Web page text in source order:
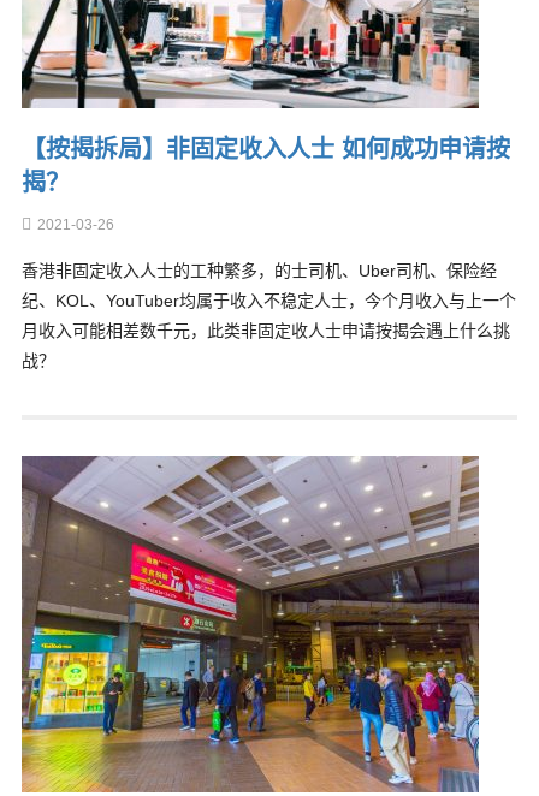
【按揭拆局】非固定收入人士 如何成功申请按
揭？
2021-03-26
香港非固定收入人士的工种繁多，的士司机、Uber司机、保险经
纪、KOL、YouTuber均属于收入不稳定人士，今个月收入与上一个
月收入可能相差数千元，此类非固定收人士申请按揭会遇上什么挑
战？